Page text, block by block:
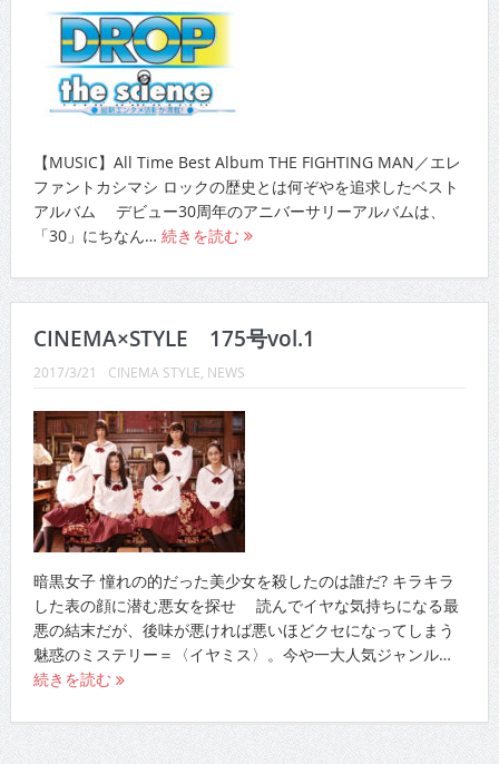
【MUSIC】All Time Best Album THE FIGHTING MAN／エレ
ファントカシマシ ロックの歴史とは何ぞやを追求したベスト
アルバム デビュー30周年のアニバーサリーアルバムは、
「30」にちなん… 続きを読む
CINEMA×STYLE 175号vol.1
2017/3/21 CINEMA STYLE NEWS
暗黒女子 憧れの的だった美少女を殺したのは誰だ? キラキラ
した表の顔に潜む悪女を探せ 読んでイヤな気持ちになる最
悪の結末だが、後味が悪ければ悪いほどクセになってしまう
魅惑のミステリー＝〈イヤミス〉。今や一大人気ジャンル…
続きを読む